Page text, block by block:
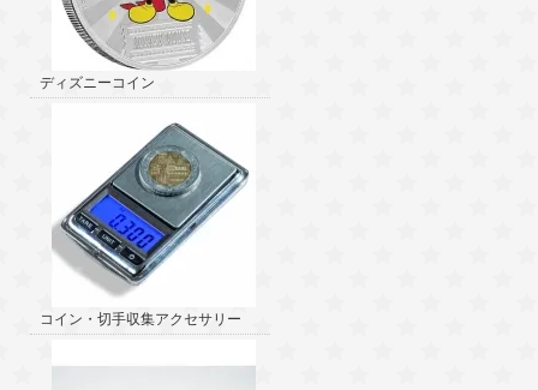
ディズニーコイン
コイン・切手収集アクセサリー